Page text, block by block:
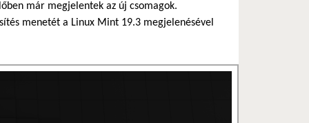
már megjelentek az új csomagok.
menetét a Linux Mint 19.3 megjelenésével